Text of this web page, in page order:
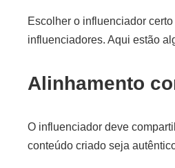
Escolher o influenciador
influenciadores. Aqui estão
Alinhamento
O influenciador deve
conteúdo criado seja